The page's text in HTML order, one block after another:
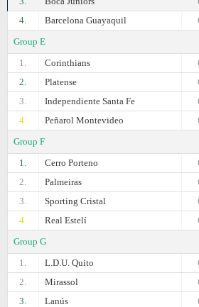
4.
Barcelona Guayaquil
Group E
1.
Corinthians
2.
Platense
3.
Independiente Santa Fe
4.
Peñarol Montevideo
Group F
1.
Cerro Porteno
2.
Palmeiras
3.
Sporting Cristal
4.
Real Estelí
Group G
1.
L.D.U. Quito
2.
Mirassol
3.
Lanús